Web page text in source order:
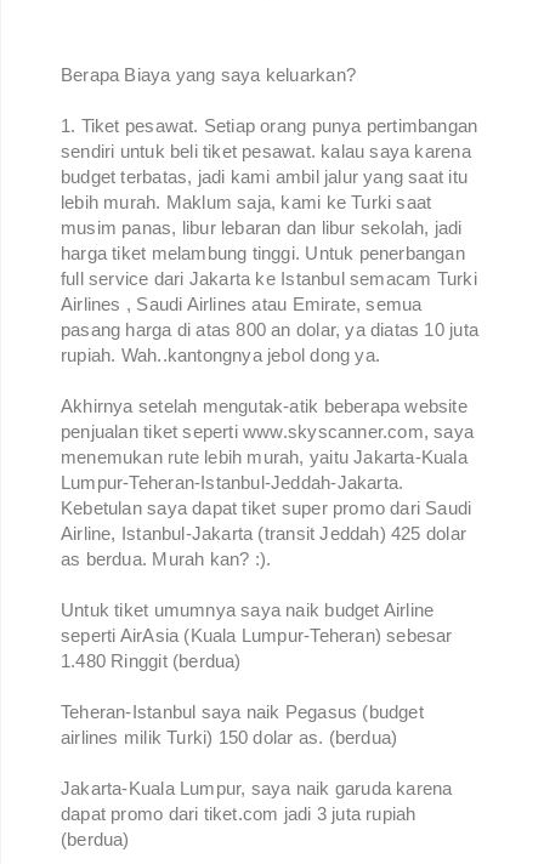
Berapa Biaya yang saya keluarkan?
1. Tiket pesawat. Setiap orang punya pertimbangan
sendiri untuk beli tiket pesawat. kalau saya karena
budget terbatas, jadi kami ambil jalur yang saat itu
lebih murah. Maklum saja, kami ke Turki saat
musim panas, libur lebaran dan libur sekolah, jadi
harga tiket melambung tinggi. Untuk penerbangan
full service dari Jakarta ke Istanbul semacam Turki
Airlines , Saudi Airlines atau Emirate, semua
pasang harga di atas 800 an dolar, ya diatas 10 juta
rupiah. Wah..kantongnya jebol dong ya.
Akhirnya setelah mengutak-atik beberapa website
penjualan tiket seperti www.skyscanner.com, saya
menemukan rute lebih murah, yaitu Jakarta-Kuala
Lumpur-Teheran-Istanbul-Jeddah-Jakarta.
Kebetulan saya dapat tiket super promo dari Saudi
Airline, Istanbul-Jakarta (transit Jeddah) 425 dolar
as berdua. Murah kan? :).
Untuk tiket umumnya saya naik budget Airline
seperti AirAsia (Kuala Lumpur-Teheran) sebesar
1.480 Ringgit (berdua)
Teheran-Istanbul saya naik Pegasus (budget
airlines milik Turki) 150 dolar as. (berdua)
Jakarta-Kuala Lumpur, saya naik garuda karena
dapat promo dari tiket.com jadi 3 juta rupiah
(berdua)